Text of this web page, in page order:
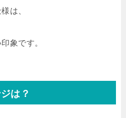
は、
象です。
は？